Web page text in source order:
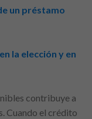
un préstamo
la elección y en
contribuye a
Cuando el crédito